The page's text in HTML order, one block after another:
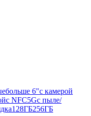
больше 6"с камерой
с NFC5Gс пыле/
128ГБ256ГБ